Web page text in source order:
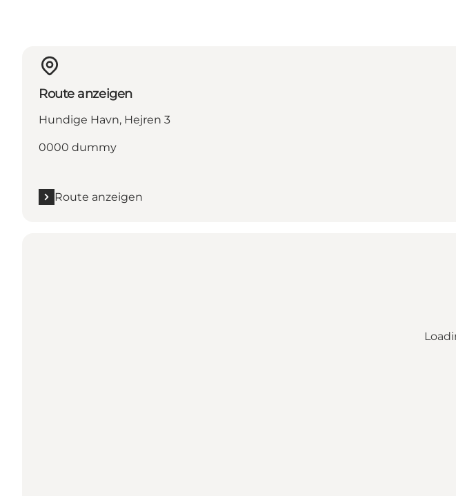
Route anzeigen
Hundige Havn, Hejren 3
0000 dummy
Route anzeigen